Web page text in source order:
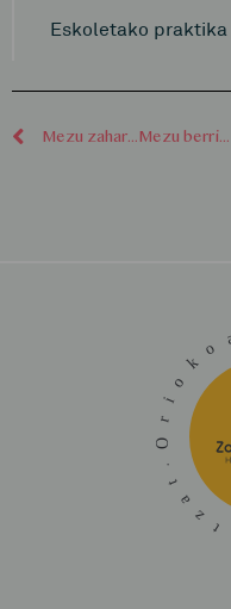
Eskoletako
Mezu zaharragoak Mezu berriagoak